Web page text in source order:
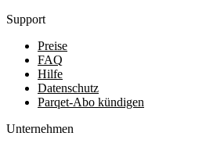
Support
Preise
FAQ
Hilfe
Datenschutz
Parqet-Abo kündigen
Unternehmen